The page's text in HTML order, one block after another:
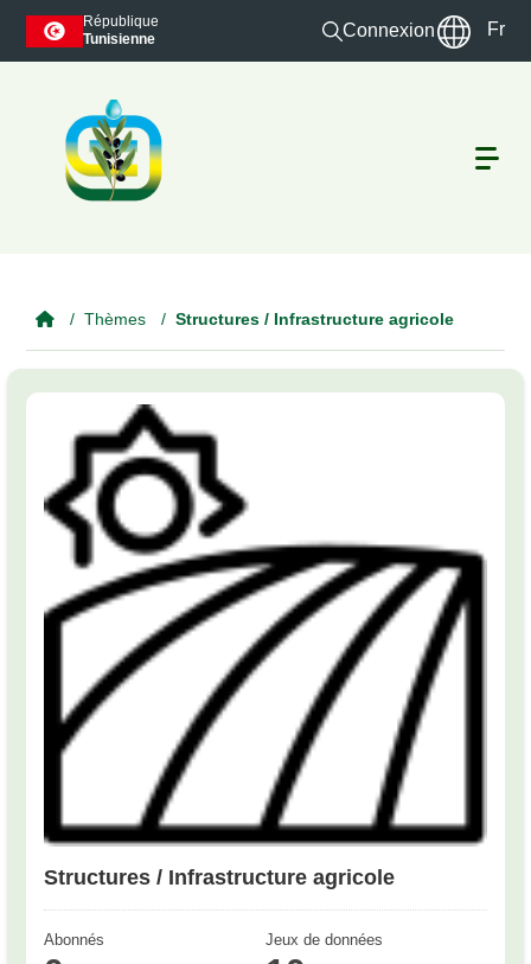
Skip to main content
République
Tunisienne
Connexion Fr
Thèmes Structures / Infrastructure agricole
Structures / Infrastructure agricole
Abonnés Jeux de données